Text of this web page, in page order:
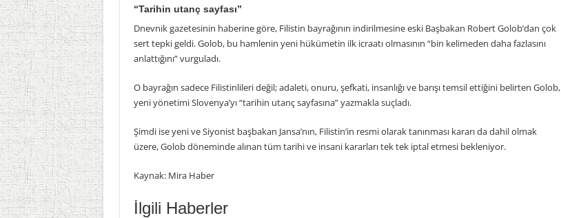
“Tarihin utanç sayfası”
Dnevnik gazetesinin haberine göre, Filistin bayrağının indirilmesine eski Başbakan Robert Golob’dan çok
sert tepki geldi. Golob, bu hamlenin yeni hükümetin ilk icraatı olmasının “bin kelimeden daha fazlasını
anlattığını” vurguladı.
O bayrağın sadece Filistinlileri değil; adaleti, onuru, şefkati, insanlığı ve barışı temsil ettiğini belirten Golob,
yeni yönetimi Slovenya’yı “tarihin utanç sayfasına” yazmakla suçladı.
Şimdi ise yeni ve Siyonist başbakan Jansa’nın, Filistin’in resmi olarak tanınması kararı da dahil olmak
üzere, Golob döneminde alınan tüm tarihi ve insani kararları tek tek iptal etmesi bekleniyor.
Kaynak: Mira Haber
İlgili Haberler